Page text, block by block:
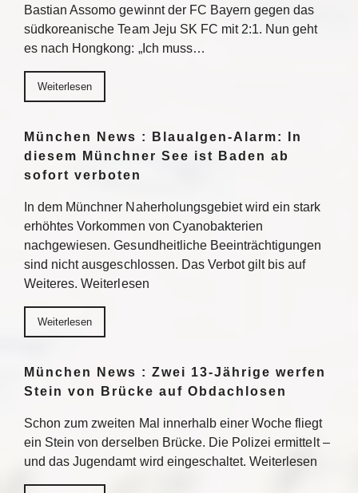
Bastian Assomo gewinnt der FC Bayern gegen das
südkoreanische Team Jeju SK FC mit 2:1. Nun geht
es nach Hongkong: „Ich muss…
Weiterlesen
München News : Blaualgen-Alarm: In
diesem Münchner See ist Baden ab
sofort verboten
In dem Münchner Naherholungsgebiet wird ein stark
erhöhtes Vorkommen von Cyanobakterien
nachgewiesen. Gesundheitliche Beeinträchtigungen
sind nicht ausgeschlossen. Das Verbot gilt bis auf
Weiteres. Weiterlesen
Weiterlesen
München News : Zwei 13-Jährige werfen
Stein von Brücke auf Obdachlosen
Schon zum zweiten Mal innerhalb einer Woche fliegt
ein Stein von derselben Brücke. Die Polizei ermittelt –
und das Jugendamt wird eingeschaltet. Weiterlesen